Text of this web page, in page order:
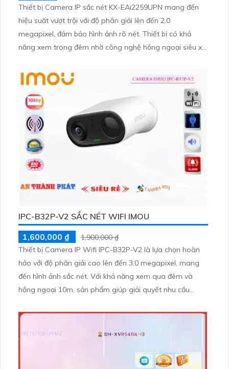
Thiết bị Camera IP sắc nét KX-EAi2259UPN mang đến
hiệu suất vượt trội với độ phân giải lên đến 2.0
megapixel, đảm bảo hình ảnh rõ nét. Thiết bị có khả
năng xem trong đêm nhờ công nghệ hồng ngoại siêu xa,
sút. Với tính năng xe quay 360 độ và Zoom, giúp giám
sát mọi chi tiết một cách linh hoạt
IPC-B32P-V2 SẮC NÉT WIFI IMOU
1,600,000 ₫
1,900,000 ₫
Thiết bị Camera IP Wifi IPC-B32P-V2 là lựa chọn hoàn
hảo với độ phân giải cao lên đến 3.0 megapixel, mang
đến hình ảnh sắc nét. Với khả năng xem qua đêm và
hồng ngoại 10m, sản phẩm giúp giải quyết nhu cầu
công nghệ IP Wifi tiên tiến, không ảnh hưởng đến chất
lượng hình ảnh